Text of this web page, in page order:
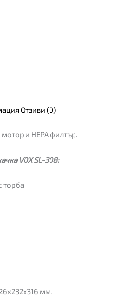
Отзиви (0)
и HEPA филтър.
VOX SL-308:
торба
мм.